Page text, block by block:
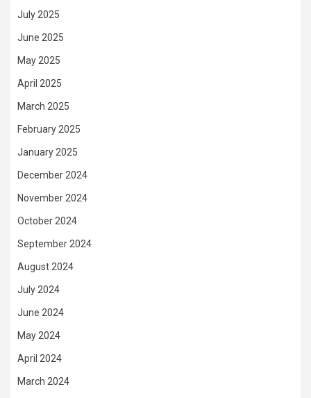
July 2025
June 2025
May 2025
April 2025
March 2025
February 2025
January 2025
December 2024
November 2024
October 2024
September 2024
August 2024
July 2024
June 2024
May 2024
April 2024
March 2024